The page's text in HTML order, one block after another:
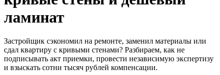
ламинат
Застройщик сэкономил на ремонте, заменил материалы или
сдал квартиру с кривыми стенами? Разбираем, как не
подписывать акт приемки, провести независимую экспертизу
и взыскать сотни тысяч рублей компенсации.